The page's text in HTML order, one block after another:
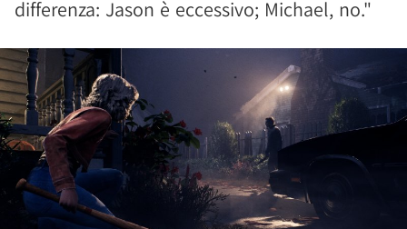
differenza: Jason è eccessivo; Michael, no."